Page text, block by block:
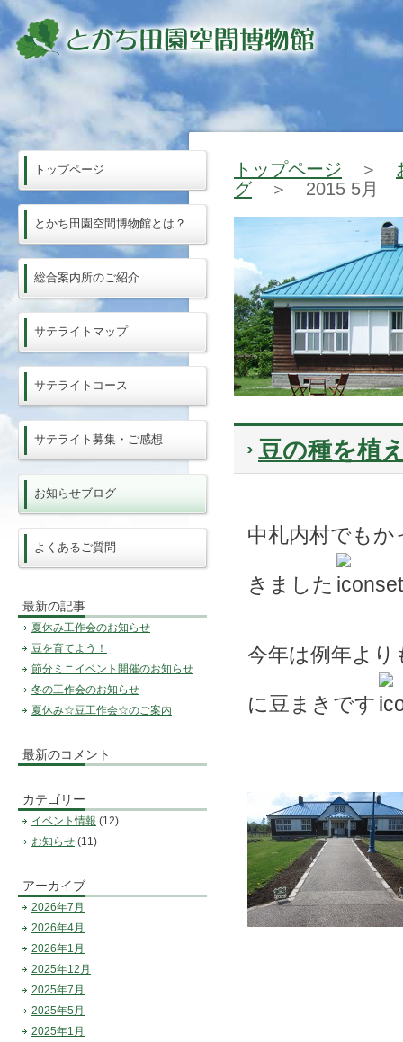
トップページ ＞
グ＞ 2015 5月
豆の種を植
中札内村でも
きました
今年は例年よ
に豆まきです
トップページ
とかち田園空間博物館とは？
総合案内所のご紹介
サテライトマップ
サテライトコース
サテライト募集・ご感想
お知らせブログ
よくあるご質問
最新の記事
夏休み工作会のお知らせ
豆を育てよう！
節分ミニイベント開催のお知らせ
冬の工作会のお知らせ
夏休み☆豆工作会☆のご案内
最新のコメント
カテゴリー
イベント情報 (12)
お知らせ (11)
アーカイブ
2026年7月
2026年4月
2026年1月
2025年12月
2025年7月
2025年5月
2025年1月